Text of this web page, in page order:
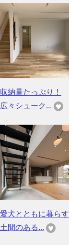
収納量たっぷり！
広々シューク...
愛犬とともに暮らす
土間のある...